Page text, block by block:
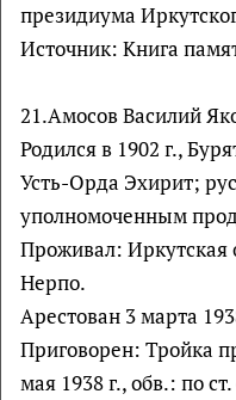
президиума
Источник: Книга
21.Амосов Василий
Родился в 1902 г.,
Усть-Орда Эхирит;
уполномоченным
Проживал: Иркутская
Нерпо.
Арестован 3 марта
Приговорен: Тройка
мая 1938 г., обв.: по